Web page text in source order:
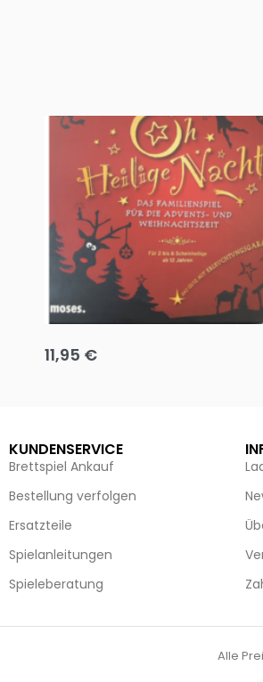
Oh, heilige Nacht!
11,95 €
KUNDENSERVICE
Brettspiel Ankauf
Bestellung verfolgen
Ersatzteile
Spielanleitungen
Spieleberatung
Alle